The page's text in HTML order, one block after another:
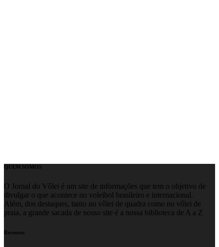
QUEM SOMOS
O Jornal do Vôlei é um site de informações que tem o objetivo de
divulgar o que acontece no voleibol brasileiro e internacional.
Além, dos destaques, tanto no vôlei de quadra como no vôlei de
praia, a grande sacada de nosso site é a nossa biblioteca de A a Z
Recentes